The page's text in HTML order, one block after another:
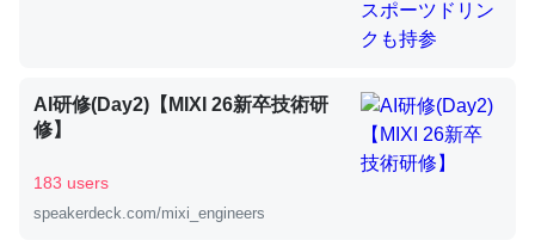
位置情報を共有してる。電池残量や充電中かが分かるので
AI研修(Day2)【MIXI 26新卒技術研
修】
183 users
speakerdeck.com/mixi_engineers